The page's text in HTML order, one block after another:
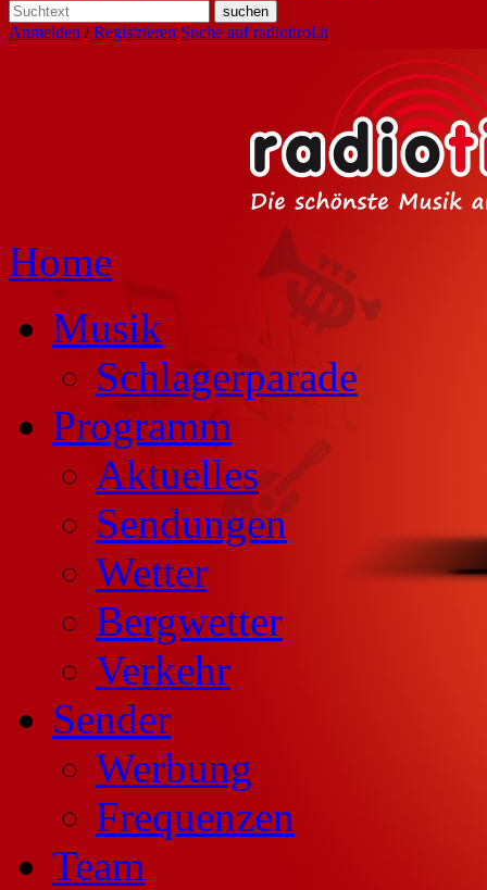
Anmelden /Registrieren Suche auf radiotirol.it
Home
Musik
Schlagerparade
Programm
Aktuelles
Sendungen
Wetter
Bergwetter
Verkehr
Sender
Werbung
Frequenzen
Team